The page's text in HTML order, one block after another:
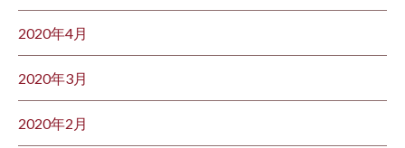
2020年4月
2020年3月
2020年2月